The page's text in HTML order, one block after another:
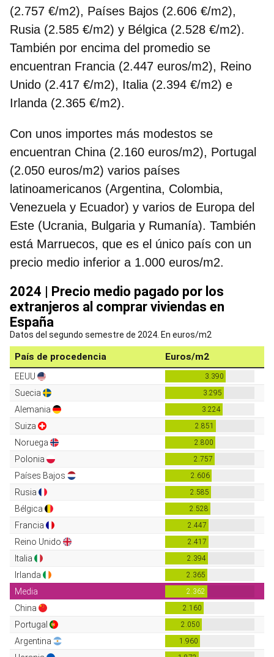
(2.757 €/m2), Países Bajos (2.606 €/m2),
Rusia (2.585 €/m2) y Bélgica (2.528 €/m2).
También por encima del promedio se
encuentran Francia (2.447 euros/m2), Reino
Unido (2.417 €/m2), Italia (2.394 €/m2) e
Irlanda (2.365 €/m2).
Con unos importes más modestos se
encuentran China (2.160 euros/m2), Portugal
(2.050 euros/m2) varios países
latinoamericanos (Argentina, Colombia,
Venezuela y Ecuador) y varios de Europa del
Este (Ucrania, Bulgaria y Rumanía). También
está Marruecos, que es el único país con un
precio medio inferior a 1.000 euros/m2.